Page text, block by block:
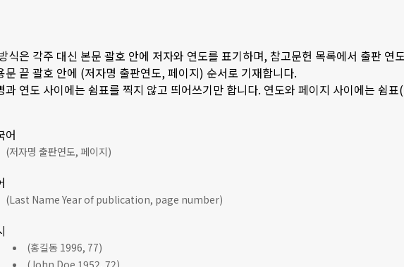
식은 각주 대신 본문 괄호 안에 저자와 연도를 표기하며, 참고문헌 목록에서 출판 연
문 끝 괄호 안에 (저자명 출판연도, 페이지) 순서로 기재합니다.
과 연도 사이에는 쉼표를 찍지 않고 띄어쓰기만 합니다. 연도와 페이지 사이에는 쉼
어
(저자명 출판연도, 페이지)
(Last Name Year of publication, page number)
(홍길동 1996, 77)